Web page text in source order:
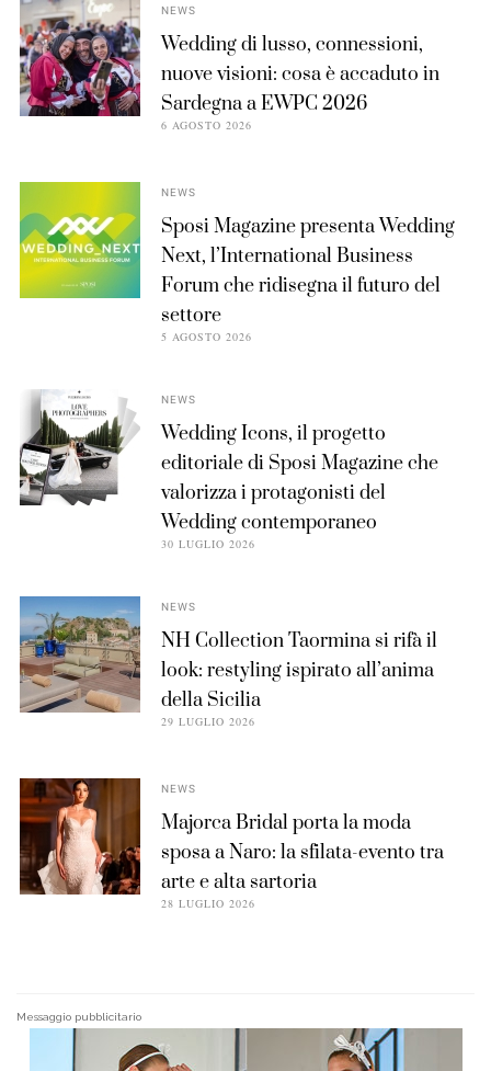
NEWS
Wedding di lusso, connessioni,
nuove visioni: cosa è accaduto in
Sardegna a EWPC 2026
6 AGOSTO 2026
NEWS
Sposi Magazine presenta Wedding
Next, l’International Business
Forum che ridisegna il futuro del
settore
5 AGOSTO 2026
NEWS
Wedding Icons, il progetto
editoriale di Sposi Magazine che
valorizza i protagonisti del
Wedding contemporaneo
30 LUGLIO 2026
NEWS
NH Collection Taormina si rifà il
look: restyling ispirato all’anima
della Sicilia
29 LUGLIO 2026
NEWS
Majorca Bridal porta la moda
sposa a Naro: la sfilata-evento tra
arte e alta sartoria
28 LUGLIO 2026
Messaggio pubblicitario